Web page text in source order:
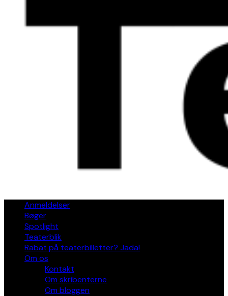
Anmeldelser
Bøger
Spotlight
Teaterblik
Rabat på teaterbilletter? Jada!
Om os
Kontakt
Om skribenterne
Om bloggen